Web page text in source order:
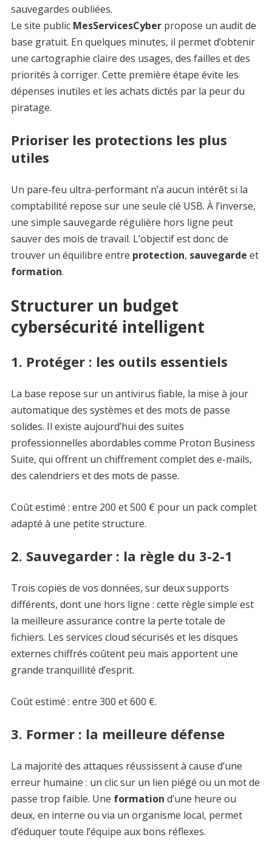
sauvegardes oubliées.
Le site public MesServicesCyberpropose un audit de
base gratuit. En quelques minutes, il permet d’obtenir
une cartographie claire des usages, des failles et des
priorités à corriger. Cette première étape évite les
dépenses inutiles et les achats dictés par la peur du
piratage.
Prioriser les protections les plus
utiles
Un pare-feu ultra-performant n’a aucun intérêt si la
comptabilité repose sur une seule clé USB. À l’inverse,
une simple sauvegarde régulière hors ligne peut
sauver des mois de travail. L’objectif est donc de
trouver un équilibre entre protection, sauvegarde et
formation.
Structurer un budget
cybersécurité intelligent
1. Protéger : les outils essentiels
La base repose sur un antivirus fiable, la mise à jour
automatique des systèmes et des mots de passe
solides. Il existe aujourd’hui des suites
professionnelles abordables comme Proton Business
Suite, qui offrent un chiffrement complet des e-mails,
des calendriers et des mots de passe.
Coût estimé : entre 200 et 500 € pour un pack complet
adapté à une petite structure.
2. Sauvegarder : la règle du 3-2-1
Trois copies de vos données, sur deux supports
différents, dont une hors ligne : cette règle simple est
la meilleure assurance contre la perte totale de
fichiers. Les services cloud sécurisés et les disques
externes chiffrés coûtent peu mais apportent une
grande tranquillité d’esprit.
Coût estimé : entre 300 et 600 €.
3. Former : la meilleure défense
La majorité des attaques réussissent à cause d’une
erreur humaine : un clic sur un lien piégé ou un mot de
passe trop faible. Une formation d’une heure ou
deux, en interne ou via un organisme local, permet
d’éduquer toute l’équipe aux bons réflexes.